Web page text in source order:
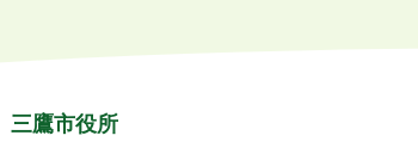
三鷹市役所